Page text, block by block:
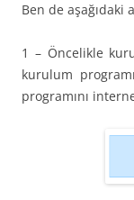
Ben de aşağıdaki
1 – Öncelikle
kurulum
programını